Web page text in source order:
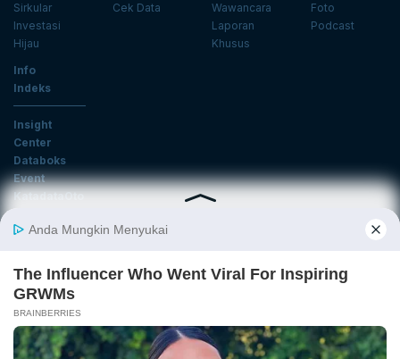
Sirkular
Investasi
Hijau
Cek Data
Wawancara
Laporan
Khusus
Foto
Podcast
Info
Indeks
Insight
Center
Databoks
Event
KatadataOto
Email
Daftar